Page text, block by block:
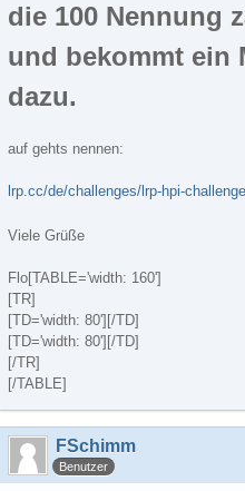
die 100 Nennung
und bekommt ein
dazu.
auf gehts nennen:
lrp.cc/de/challenges/lrp-hpi-
Viele Grüße
Flo[TABLE='width: 160']
[TR]
[TD='width: 80'][/TD]
[TD='width: 80'][/TD]
[/TR]
[/TABLE]
FSchimm
Benutzer